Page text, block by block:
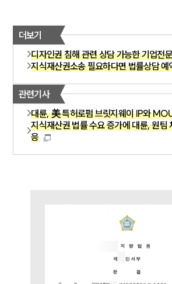
주요 업무사례
기업 인사이트
법률정보
고객후기
NEWS
법률서식
뉴스레터/브로슈어
세미나
대륜법률상담예약
더보기
디자인권 침해 관련 상담 가능한 기업전
지식재산권소송 필요하다면 법률상담 예
관련기사
대륜, 美 특허로펌 브릿지웨이 IP와
지식재산권 법률 수요 증가에 대륜, 원팀
응